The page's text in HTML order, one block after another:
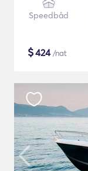
Speedbåd
$424/nat